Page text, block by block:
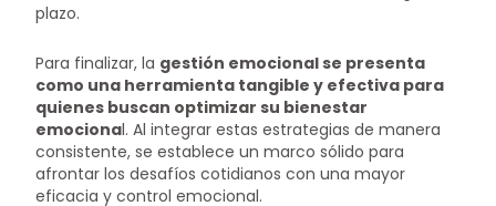
plazo.
Para finalizar, la gestión emocional se presenta
como una herramienta tangible y efectiva para
quienes buscan optimizar su bienestar
emocional. Al integrar estas estrategias de manera
consistente, se establece un marco sólido para
afrontar los desafíos cotidianos con una mayor
eficacia y control emocional.